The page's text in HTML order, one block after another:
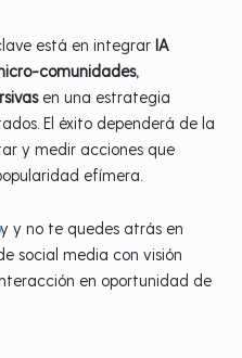
está en integrarIA
comunidades,
en una estrategia
El éxito dependerá de la
y medir acciones que
efímera.
y y no te quedes atrás en
social media con visión
en oportunidad de